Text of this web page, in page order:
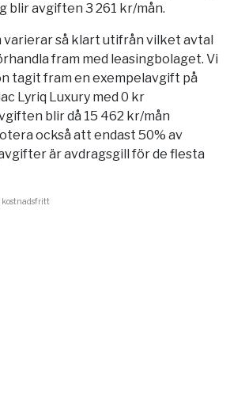
blir avgiften 3 261 kr/mån.
varierar så klart utifrån vilket avtal
fram med leasingbolaget. Vi
tagit fram en exempelavgift på
Lyriq Luxury med 0 kr
blir då 15 462 kr/mån
också att endast 50% av
är avdragsgill för de flesta
kostnadsfritt